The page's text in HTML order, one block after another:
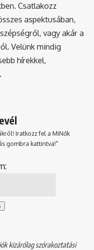
Csatlakozz
aspektusában,
vagy akár a
Velünk mindig
hírekkel,
Iratkozz fel a MiNők
gombra kattintva!"
kizárólag szórakoztatási